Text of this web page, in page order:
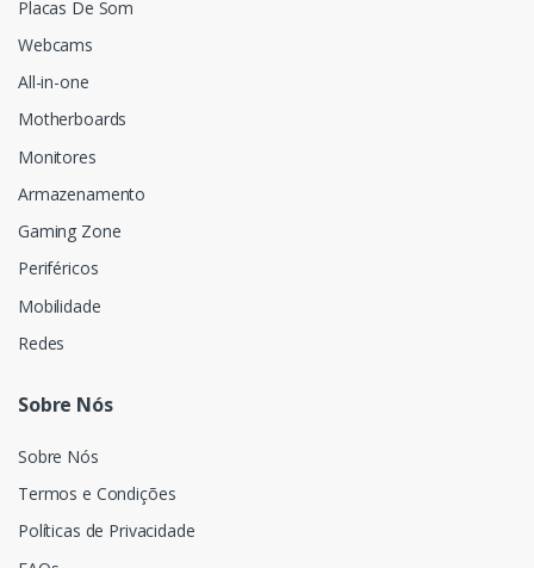
Placas De Som
Webcams
All-in-one
Motherboards
Monitores
Armazenamento
Gaming Zone
Periféricos
Mobilidade
Redes
Sobre Nós
Sobre Nós
Termos e Condições
Políticas de Privacidade